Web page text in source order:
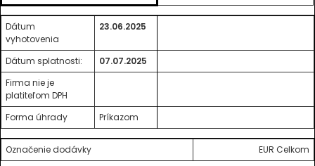
Dátum
vyhotovenia
23.06.2025
Dátum splatnosti:
07.07.2025
Firma nie je
platiteľom DPH
Forma úhrady
Príkazom
Označenie dodávky EUR Celkom